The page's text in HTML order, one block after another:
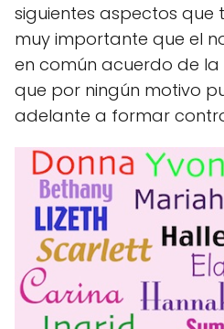
siguientes aspectos que
muy importante que el
en común acuerdo de la
que por ningún motivo
adelante a formar